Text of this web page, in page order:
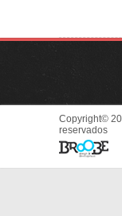
Copyright©
reservados